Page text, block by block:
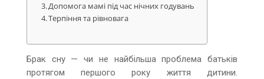
Допомога мамі під час нічних годувань
Терпіння та рівновага
Брак сну — чи не найбільша проблема батьків
протягом першого року життя дитини.